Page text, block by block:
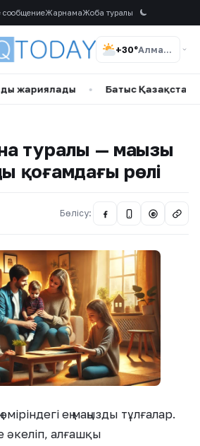
сообщениеЖарнамаЖоба туралы
+30° Алматы
• Батыс Қазақстан
туралы — маңызы
қоғамдағы рөлі
Бөлісу: @
ең маңызды тұлғалар.
әкеліп, алғашқы